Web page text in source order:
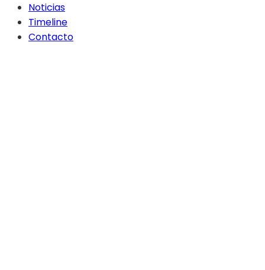
Noticias
Timeline
Contacto